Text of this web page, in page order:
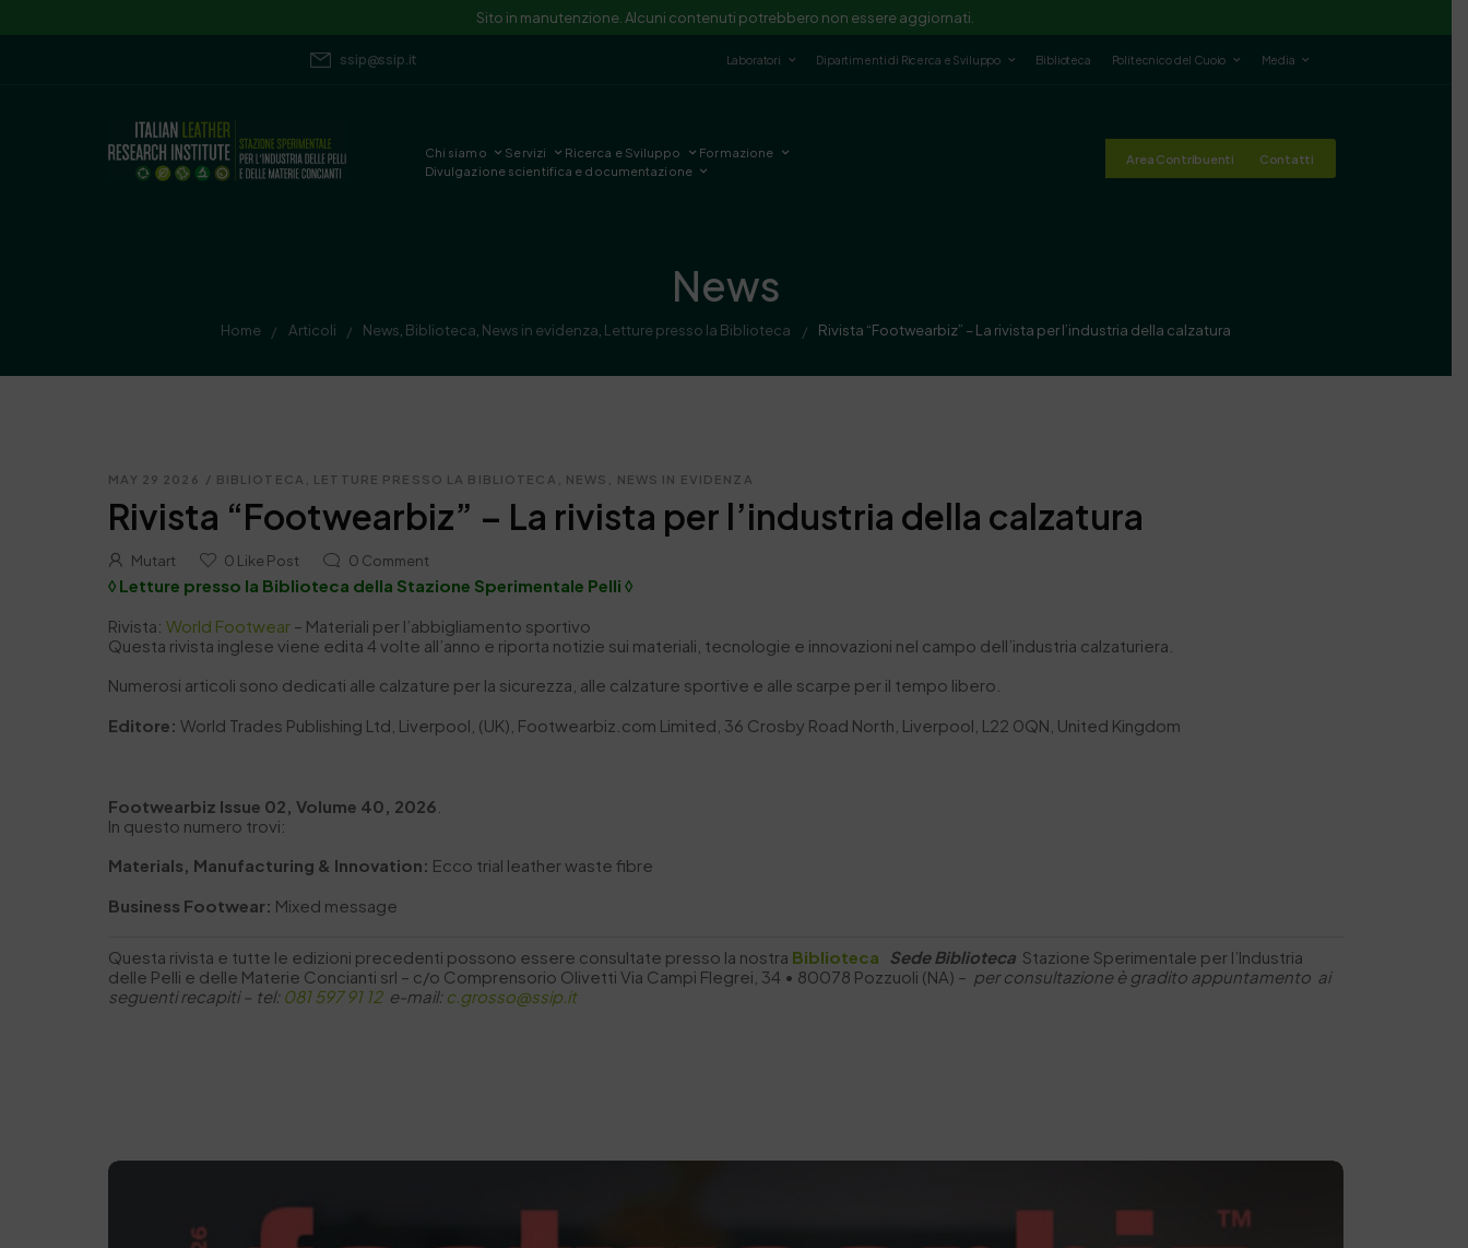
Sito in manutenzione. Alcuni contenuti potrebbero non essere aggiornati.
ssip@ssip.it Laboratori Dipartimenti di Ricerca e Sviluppo Biblioteca Politecnico del Cuoio Media
Chi siamo Servizi Ricerca e Sviluppo
Formazione
Divulgazione scientifica e documentazione
Area Contribuenti Contatti
News
Home / Articoli / News Biblioteca News in evidenza Letture presso la Biblioteca / Rivista “Footwearbiz” – La rivista per l’industria della calzatura
MAY 29 2026 / BIBLIOTECA LETTURE PRESSO LA BIBLIOTECA NEWS NEWS IN EVIDENZA
Rivista “Footwearbiz” – La rivista per l’industria della calzatura
Mutart 0 Like Post 0 Comment
◊ Letture presso la Biblioteca della Stazione Sperimentale Pelli ◊
Rivista:World Footwear – Materiali per l’abbigliamento sportivo
Questa rivista inglese viene edita 4 volte all’anno e riporta notizie sui materiali, tecnologie e innovazioni nel campo dell’industria calzaturiera.
Numerosi articoli sono dedicati alle calzature per la sicurezza, alle calzature sportive e alle scarpe per il tempo libero.
Editore: World Trades Publishing Ltd, Liverpool, (UK), Footwearbiz.com Limited, 36 Crosby Road North, Liverpool, L22 0QN, United Kingdom
Footwearbiz Issue 02, Volume 40, 2026
In questo numero trovi:
Materials, Manufacturing & Innovation: Ecco trial leather waste fibre
Business Footwear: Mixed message
Questa rivista e tutte le edizioni precedenti possono essere consultate presso la nostra Biblioteca Sede Biblioteca Stazione Sperimentale per I’Industria
delle Pelli e delle Materie Concianti srl – c/o Comprensorio Olivetti Via Campi Flegrei, 34 • 80078 Pozzuoli (NA) – per consultazione è gradito appuntamento ai
seguenti recapiti – tel: 081 597 91 12e-mail: c.grosso@ssip.it